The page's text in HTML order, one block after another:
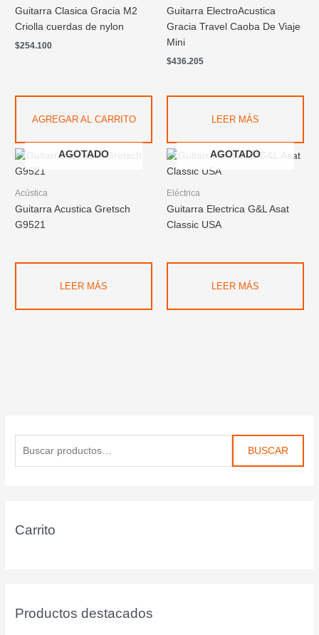
BUSCAR
Carrito
Productos destacados
Guitarra Clasica Gracia M2
Criolla cuerdas de nylon
$254.100
AGREGAR AL CARRITO
Guitarra ElectroAcustica
Gracia Travel Caoba De Viaje
Mini
$436.205
LEER MÁS
AGOTADO
Acústica
Guitarra Acustica Gretsch
G9521
LEER MÁS
AGOTADO
Eléctrica
Guitarra Electrica G&L Asat
Classic USA
LEER MÁS